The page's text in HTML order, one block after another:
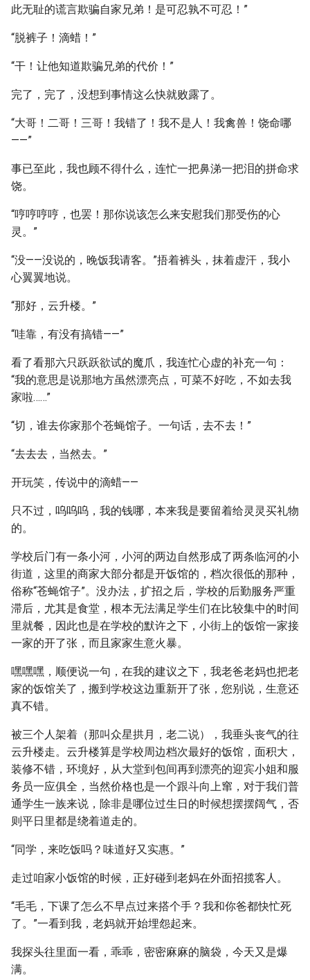
此无耻的谎言欺骗自家兄弟！是可忍孰不可忍！”
“脱裤子！滴蜡！”
“干！让他知道欺骗兄弟的代价！”
完了，完了，没想到事情这么快就败露了。
“大哥！二哥！三哥！我错了！我不是人！我禽兽！饶命哪
——”
事已至此，我也顾不得什么，连忙一把鼻涕一把泪的拼命求
饶。
“哼哼哼哼，也罢！那你说该怎么来安慰我们那受伤的心
灵。”
“没——没说的，晚饭我请客。”捂着裤头，抹着虚汗，我小
心翼翼地说。
“那好，云升楼。”
“哇靠，有没有搞错——”
看了看那六只跃跃欲试的魔爪，我连忙心虚的补充一句：
“我的意思是说那地方虽然漂亮点，可菜不好吃，不如去我
家啦……”
“切，谁去你家那个苍蝇馆子。一句话，去不去！”
“去去去，当然去。”
开玩笑，传说中的滴蜡——
只不过，呜呜呜，我的钱哪，本来我是要留着给灵灵买礼物
的。
学校后门有一条小河，小河的两边自然形成了两条临河的小
街道，这里的商家大部分都是开饭馆的，档次很低的那种，
俗称“苍蝇馆子”。没办法，扩招之后，学校的后勤服务严重
滞后，尤其是食堂，根本无法满足学生们在比较集中的时间
里就餐，因此也是在学校的默许之下，小街上的饭馆一家接
一家的开了张，而且家家生意火暴。
嘿嘿嘿，顺便说一句，在我的建议之下，我老爸老妈也把老
家的饭馆关了，搬到学校这边重新开了张，您别说，生意还
真不错。
被三个人架着（那叫众星拱月，老二说），我垂头丧气的往
云升楼走。云升楼算是学校周边档次最好的饭馆，面积大，
装修不错，环境好，从大堂到包间再到漂亮的迎宾小姐和服
务员一应俱全，当然价格也是一个跟斗向上窜，对于我们普
通学生一族来说，除非是哪位过生日的时候想摆摆阔气，否
则平日里都是绕着道走的。
“同学，来吃饭吗？味道好又实惠。”
走过咱家小饭馆的时候，正好碰到老妈在外面招揽客人。
“毛毛，下课了怎么不早点过来搭个手？我和你爸都快忙死
了。”一看到我，老妈就开始埋怨起来。
我探头往里面一看，乖乖，密密麻麻的脑袋，今天又是爆
满。